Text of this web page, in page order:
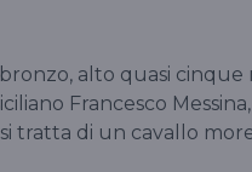
alto quasi
Francesco
si tratta di un cavallo